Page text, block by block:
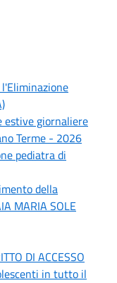
estive giornaliere
Terme - 2026
pediatra di
della
MARIA SOLE
DI ACCESSO
in tutto il